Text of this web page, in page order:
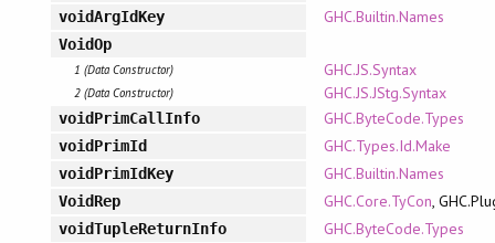
voidArgIdKey GHC.Builtin.Names
VoidOp
1 (Data Constructor) GHC.JS.Syntax
2 (Data Constructor) GHC.JS.JStg.Syntax
voidPrimCallInfo GHC.ByteCode.Types
voidPrimId GHC.Types.Id.Make
voidPrimIdKey GHC.Builtin.Names
VoidRep GHC.Core.TyCon,
voidTupleReturnInfo GHC.ByteCode.Types